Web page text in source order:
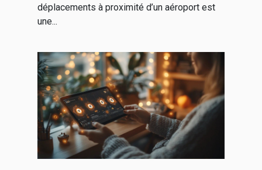
déplacements à proximité d’un aéroport est
une...